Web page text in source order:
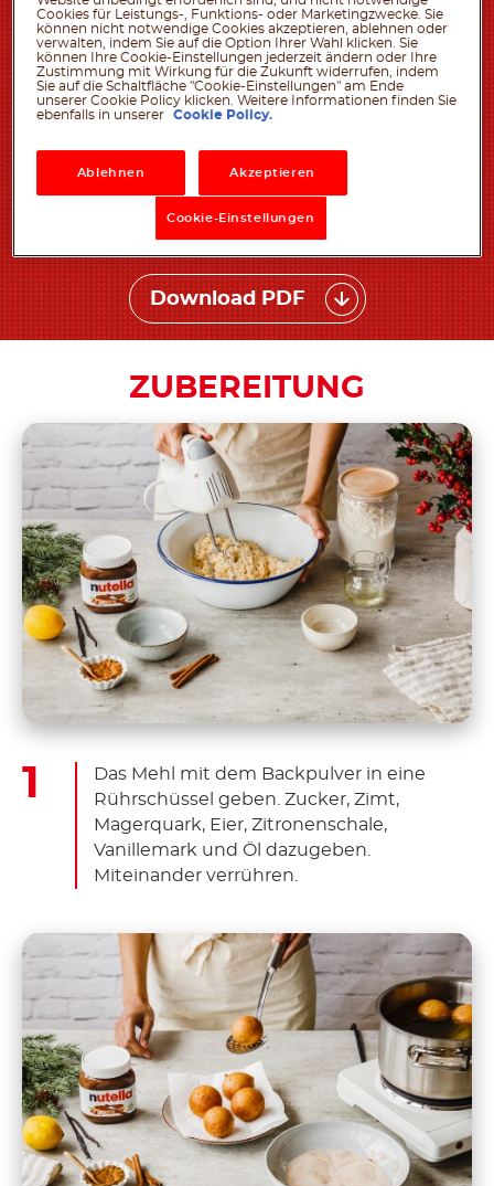
1 TL Zimt
250 g Magerquark
3 Eier
1 TL fein geriebene Zitronenschale
1 EL Rapsöl
Zum Dekorieren: Zucker, Zimt
Download PDF
ZUBEREITUNG
Das Mehl mit dem Backpulver in eine
Rührschüssel geben. Zucker, Zimt,
Magerquark, Eier, Zitronenschale,
Vanillemark und Öl dazugeben.
Miteinander verrühren.
Cookies für Leistungs-, Funktions- oder Marketingzwecke. Sie
können nicht notwendige Cookies akzeptieren, ablehnen oder
verwalten, indem Sie auf die Option Ihrer Wahl klicken. Sie
können Ihre Cookie-Einstellungen jederzeit ändern oder Ihre
Zustimmung mit Wirkung für die Zukunft widerrufen, indem
Sie auf die Schaltfläche "Cookie-Einstellungen" am Ende
unserer Cookie Policy klicken. Weitere Informationen finden Sie
ebenfalls in unserer
Cookie Policy.
Ablehnen Akzeptieren
Cookie-Einstellungen